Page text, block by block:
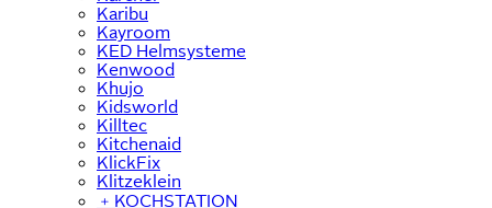
Karibu
Kayroom
KED Helmsysteme
Kenwood
Khujo
Kidsworld
Killtec
Kitchenaid
KlickFix
Klitzeklein
﹢ KOCHSTATION